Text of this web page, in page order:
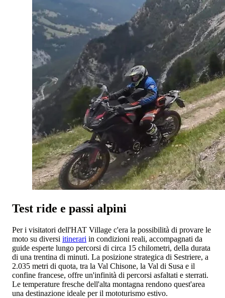
Test ride e passi alpini
Per i visitatori dell'HAT Village c'era la possibilità di provare le
moto su diversi itinerari in condizioni reali, accompagnati da
guide esperte lungo percorsi di circa 15 chilometri, della durata
di una trentina di minuti. La posizione strategica di Sestriere, a
2.035 metri di quota, tra la Val Chisone, la Val di Susa e il
confine francese, offre un'infinità di percorsi asfaltati e sterrati.
Le temperature fresche dell'alta montagna rendono quest'area
una destinazione ideale per il mototurismo estivo.